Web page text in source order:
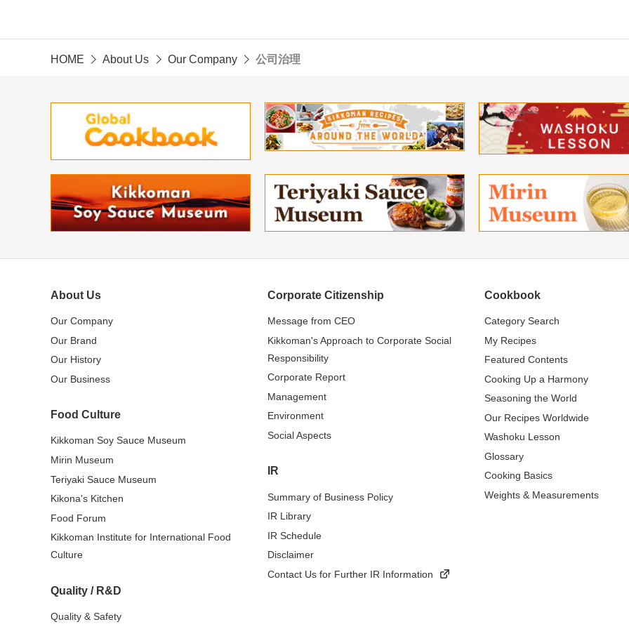
HOME About Us Our Company 公司治理
About Us
Our Company
Our Brand
Our History
Our Business
Food Culture
Kikkoman Soy Sauce Museum
Mirin Museum
Teriyaki Sauce Museum
Kikona's Kitchen
Food Forum
Kikkoman Institute for International Food
Culture
Quality / R&D
Quality & Safety
Corporate Citizenship
Message from CEO
Kikkoman's Approach to Corporate Social
Responsibility
Corporate Report
Management
Environment
Social Aspects
IR
Summary of Business Policy
IR Library
IR Schedule
Disclaimer
Contact Us for Further IR Information
Cookbook
Category Search
My Recipes
Featured Contents
Cooking Up a Harmony
Seasoning the World
Our Recipes Worldwide
Washoku Lesson
Glossary
Cooking Basics
Weights & Measurements